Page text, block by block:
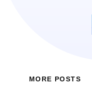
MORE POSTS